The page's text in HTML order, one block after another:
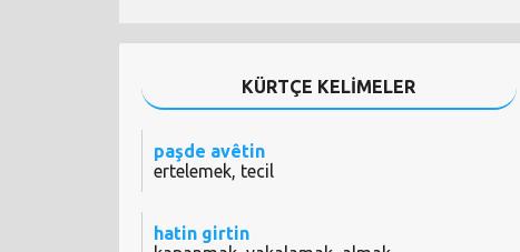
KÜRTÇE KELİMELER
paşde avêtin
ertelemek, tecil
hatin girtin